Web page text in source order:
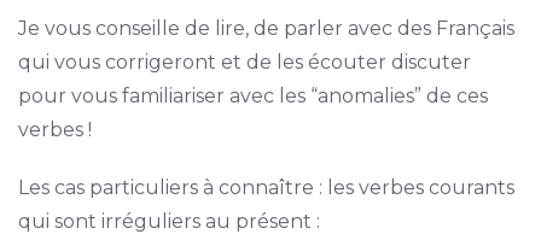
Je vous conseille de lire, de parler avec des Français
qui vous corrigeront et de les écouter discuter
pour vous familiariser avec les “anomalies” de ces
verbes !
Les cas particuliers à connaître : les verbes courants
qui sont irréguliers au présent :